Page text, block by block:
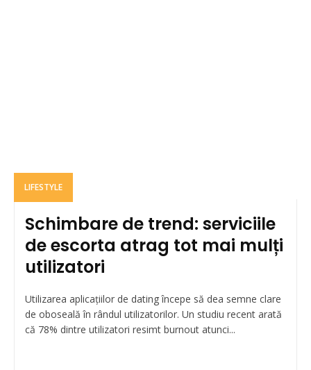
LIFESTYLE
Schimbare de trend: serviciile
de escorta atrag tot mai mulți
utilizatori
Utilizarea aplicațiilor de dating începe să dea semne clare
de oboseală în rândul utilizatorilor. Un studiu recent arată
că 78% dintre utilizatori resimt burnout atunci...